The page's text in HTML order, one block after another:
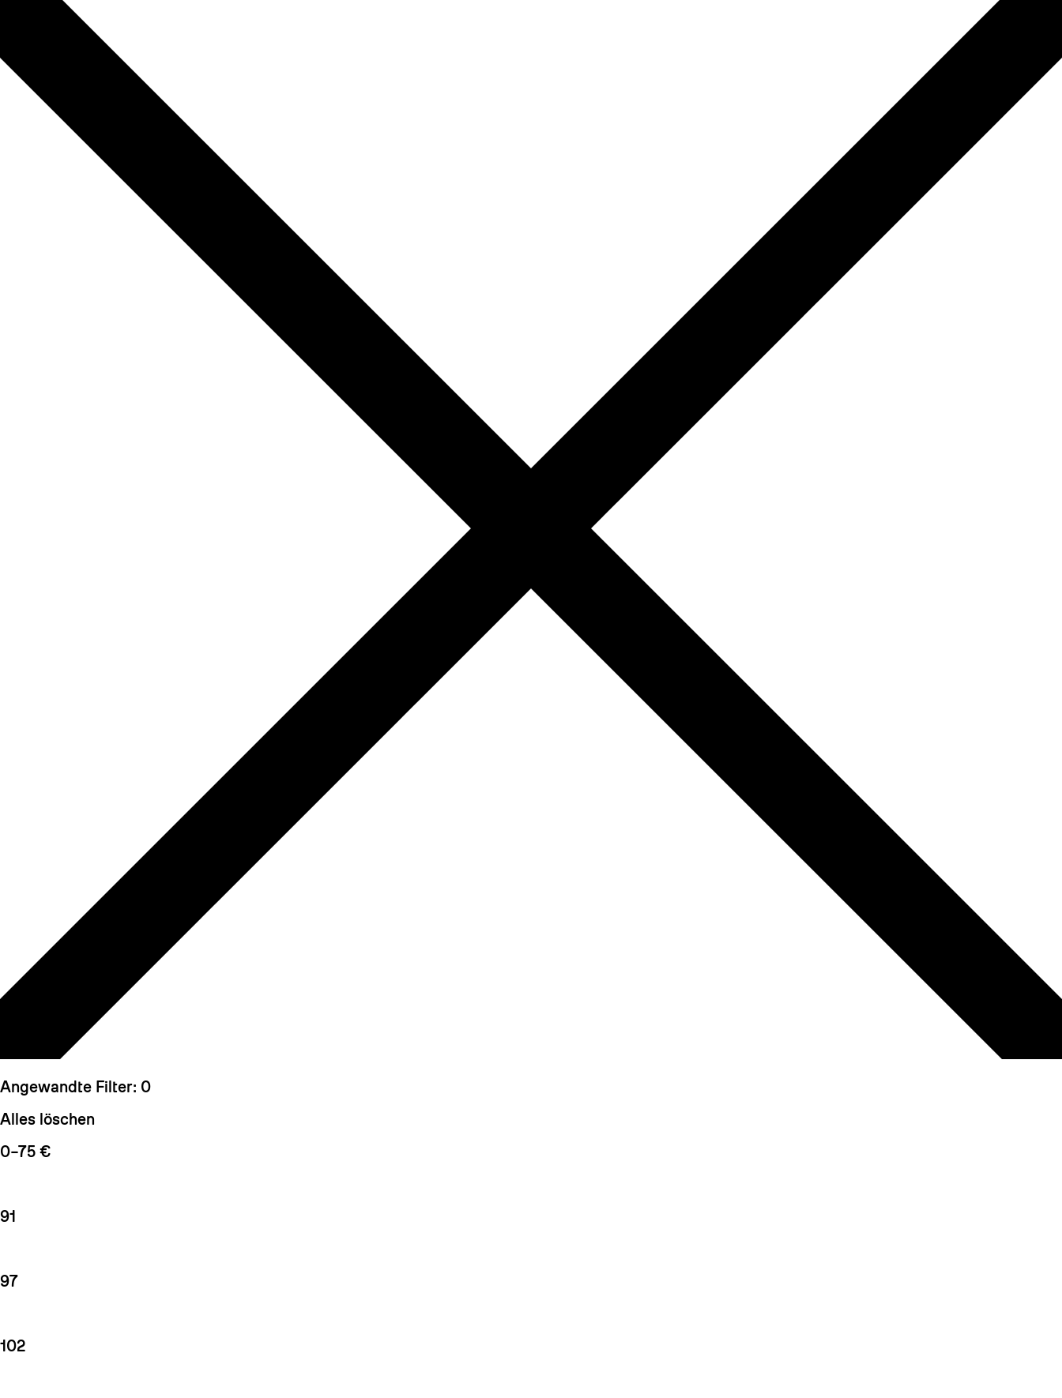
Angewandte Filter: 0
Alles löschen
0–75 €
91
97
102